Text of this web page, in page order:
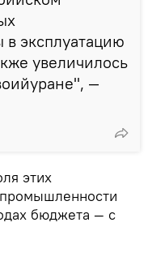
эксплуатацию
увеличилось
—
этих
бюджета — с